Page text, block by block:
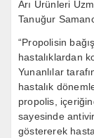
Arı Ürünleri
Tanuğur
“Propolisin
hastalıklardan
Yunanlılar
hastalık
propolis,
sayesinde
göstererek